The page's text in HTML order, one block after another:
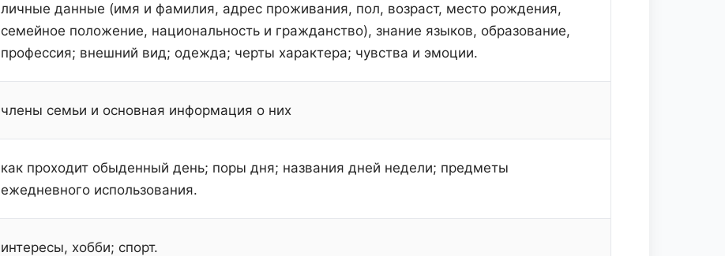
личные данные (имя и фамилия, адрес проживания, пол, возраст, место рождения,
семейное положение, национальность и гражданство), знание языков, образование,
профессия; внешний вид; одежда; черты характера; чувства и эмоции.
члены семьи и основная информация о них
как проходит обыденный день; поры дня; названия дней недели; предметы
ежедневного использования.
интересы, хобби; спорт.